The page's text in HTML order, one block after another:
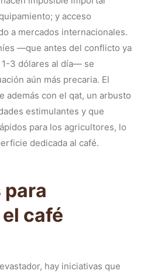
y acceso
a mercados internacionales.
—que antes del conflicto ya
3 dólares al día— se
aún más precaria. El
además con el qat, un arbusto
estimulantes y que
para los agricultores, lo
dedicada al café.
café
hay iniciativas que